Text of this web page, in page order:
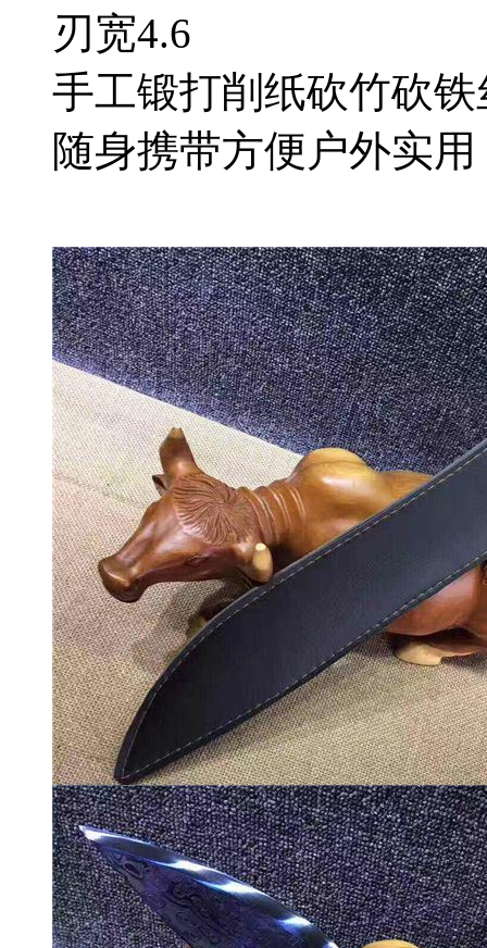
刃宽4.6
手工锻打削纸砍竹砍
随身携带方便户外实用